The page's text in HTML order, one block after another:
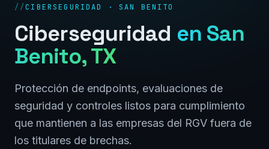
//CIBERSEGURIDAD · SAN BENITO
Ciberseguridad en San
Benito, TX
Protección de endpoints, evaluaciones de
seguridad y controles listos para cumplimiento
que mantienen a las empresas del RGV fuera de
los titulares de brechas.